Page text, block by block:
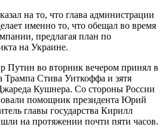
на то, что глава администрации
именно то, что обещал во время
предлагая план по
на Украине.
Путин во вторник вечером принял в
Трампа Стива Уиткоффа и зятя
Кушнера. Со стороны России
помощник президента Юрий
главы государства Кирилл
на протяжении почти пяти часов.